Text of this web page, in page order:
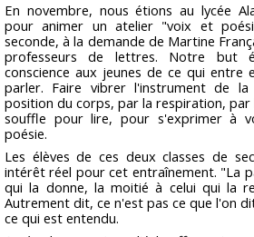
En novembre, nous étions au lycée
pour animer un atelier "voix et
seconde, à la demande de Martine
professeurs de lettres. Notre but
conscience aux jeunes de ce qui entre
parler. Faire vibrer l'instrument de
position du corps, par la respiration,
souffle pour lire, pour s'exprimer à
poésie.
Les élèves de ces deux classes de
intérêt réel pour cet entraînement. "La
qui la donne, la moitié à celui qui la
Autrement dit, ce n'est pas ce que l'on
ce qui est entendu.